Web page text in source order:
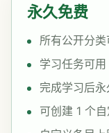
永久免费
所有公开分类
学习任务可用
完成学习后
可创建 1 个